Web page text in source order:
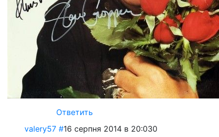
Ответить
valery57 #16 серпня 2014 в 20:030